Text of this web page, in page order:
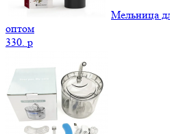
Мельница
оптом
330. p